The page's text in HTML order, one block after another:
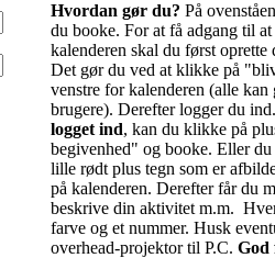
Hvordan gør du? På
du booke. For at få adgang til
kalenderen skal du først oprette
Det gør du ved at klikke på
venstre for kalenderen (alle kan
brugere). Derefter logger du ind.
logget ind, kan du klikke på
begivenhed" og booke. Eller
lille rødt plus tegn som er
på kalenderen. Derefter får du
beskrive din aktivitet m.m.
farve og et nummer. Husk
overhead-projektor til P.C. God